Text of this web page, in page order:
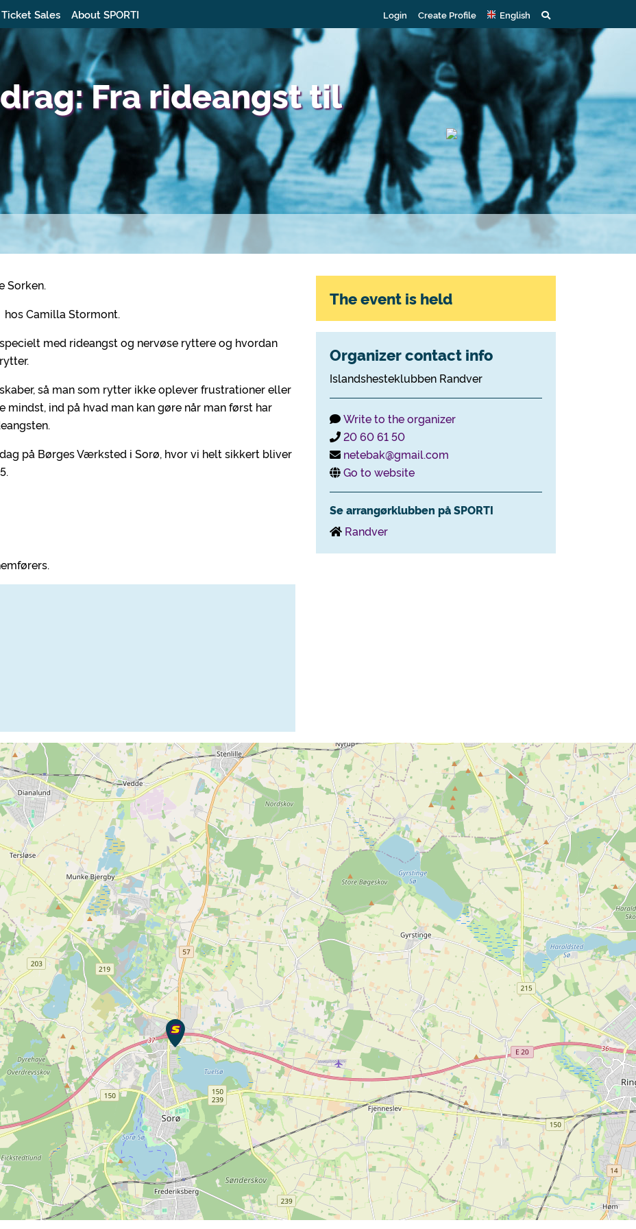
Ticket Sales About SPORTI Login Create Profile English
Fra rideangst til
Sorken.
Camilla Stormont.
med rideangst og nervøse ryttere og hvordan
så man som rytter ikke oplever frustrationer eller
mindst, ind på hvad man kan gøre når man først har
på Børges Værksted i Sorø, hvor vi helt sikkert bliver
The event is held
Organizer contact info
Islandshesteklubben Randver
Write to the organizer
20 60 61 50
netebak@gmail.com
Go to website
Se arrangørklubben på SPORTI
Randver